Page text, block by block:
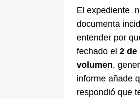
El expediente
documenta
entender por
fechado el 2 de
volumen,
informe añade
respondió que